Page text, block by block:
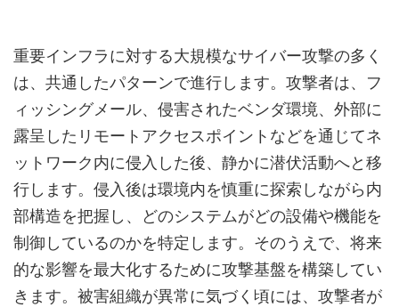
重要インフラに対する大規模なサイバー攻撃の多く
は、共通したパターンで進行します。攻撃者は、フ
ィッシングメール、侵害されたベンダ環境、外部に
露呈したリモートアクセスポイントなどを通じてネ
ットワーク内に侵入した後、静かに潜伏活動へと移
行します。侵入後は環境内を慎重に探索しながら内
部構造を把握し、どのシステムがどの設備や機能を
制御しているのかを特定します。そのうえで、将来
的な影響を最大化するために攻撃基盤を構築してい
きます。被害組織が異常に気づく頃には、攻撃者が